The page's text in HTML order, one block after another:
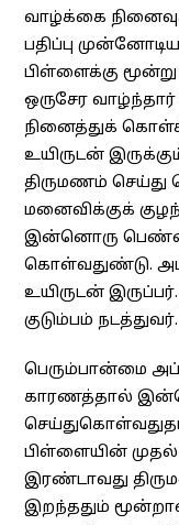
வாழ்க்கை
பதிப்பு
பிள்ளைக்கு
ஒருசேர
நினைத்துக்
உயிருடன்
திருமணம் செய்து
மனைவிக்குக்
இன்னொரு
கொள்வதுண்டு.
உயிருடன்
குடும்பம் நடத்துவர்.
பெரும்பான்மை
காரணத்தால்
பிள்ளையின்
இரண்டாவது
இறந்ததும்